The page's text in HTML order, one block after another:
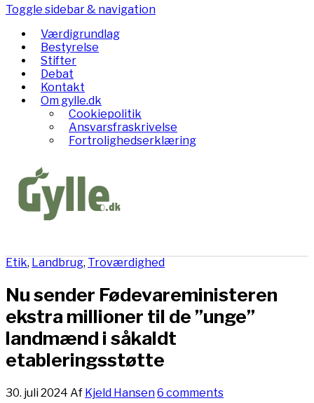
Toggle sidebar & navigation
Værdigrundlag
Bestyrelse
Stifter
Debat
Kontakt
Om gylle.dk
Cookiepolitik
Ansvarsfraskrivelse
Fortrolighedserklæring
Etik, Landbrug, Troværdighed
Nu sender Fødevareministeren
ekstra millioner til de ”unge”
landmænd i såkaldt
etableringsstøtte
30. juli 2024 Af Kjeld Hansen6 comments